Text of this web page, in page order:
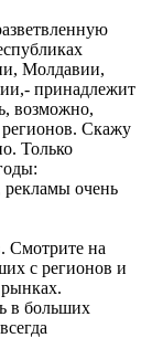
Молдавии,
принадлежит
возможно,
регионов. Скажу
Только
рекламы очень
Смотрите на
с регионов и
в больших